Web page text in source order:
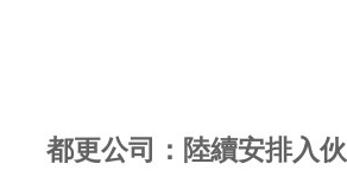
都更公司：陸續安排入伙